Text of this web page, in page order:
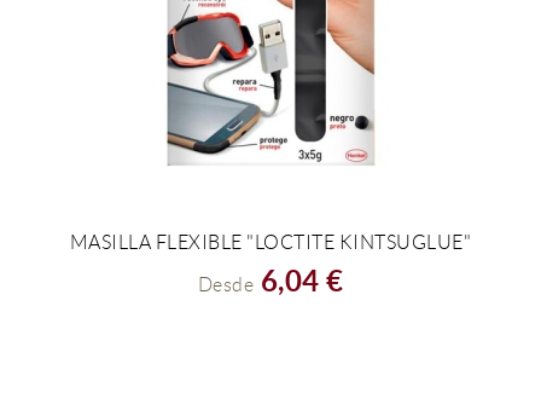
MASILLA FLEXIBLE "LOCTITE KINTSUGLUE"
Desde 6,04 €